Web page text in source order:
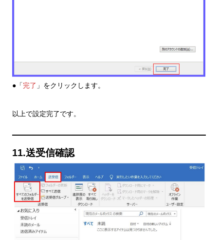
●「完了 」をクリックします。
以上で設定完了です。
11.送受信確認